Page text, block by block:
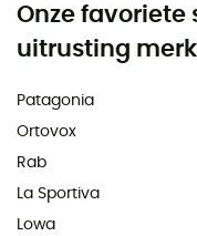
Onze favoriete
uitrusting
Patagonia
Ortovox
Rab
La Sportiva
Lowa